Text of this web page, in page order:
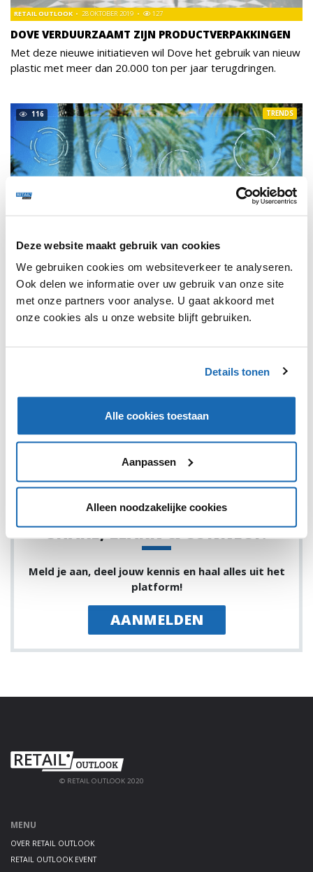
Deze website maakt gebruik van cookies
We gebruiken cookies om websiteverkeer te analyseren.
Ook delen we informatie over uw gebruik van onze site
met onze partners voor analyse. U gaat akkoord met
onze cookies als u onze website blijft gebruiken.
Details tonen
Alle cookies toestaan
Aanpassen
Alleen noodzakelijke cookies
DOVE VERDUURZAAMT ZIJN PRODUCTVERPAKKINGEN
RETAIL OUTLOOK 28 OKTOBER 2019 127
Met deze nieuwe initiatieven wil Dove het gebruik van nieuw
plastic met meer dan 20.000 ton per jaar terugdringen.
116 TRENDS
Dove brengt hun langlopende Real Beauty-campagne nu ook
1
SHARE, LEARN & CONNECT!
Meld je aan, deel jouw kennis en haal alles uit het
platform!
AANMELDEN
© RETAIL OUTLOOK 2020
MENU
OVER RETAIL OUTLOOK
RETAIL OUTLOOK EVENT